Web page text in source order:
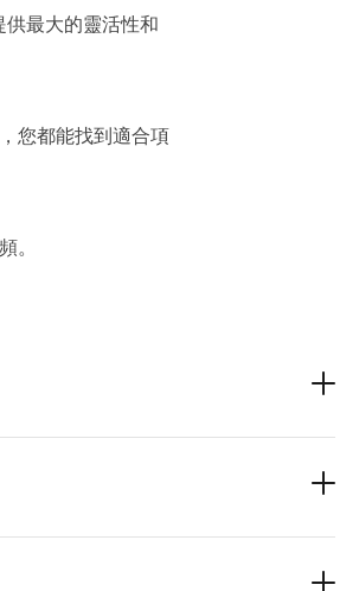
最大的靈活性和
您都能找到適合項
。